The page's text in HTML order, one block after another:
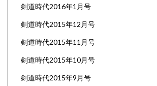
剣道時代2016年1月号
剣道時代2015年12月号
剣道時代2015年11月号
剣道時代2015年10月号
剣道時代2015年9月号